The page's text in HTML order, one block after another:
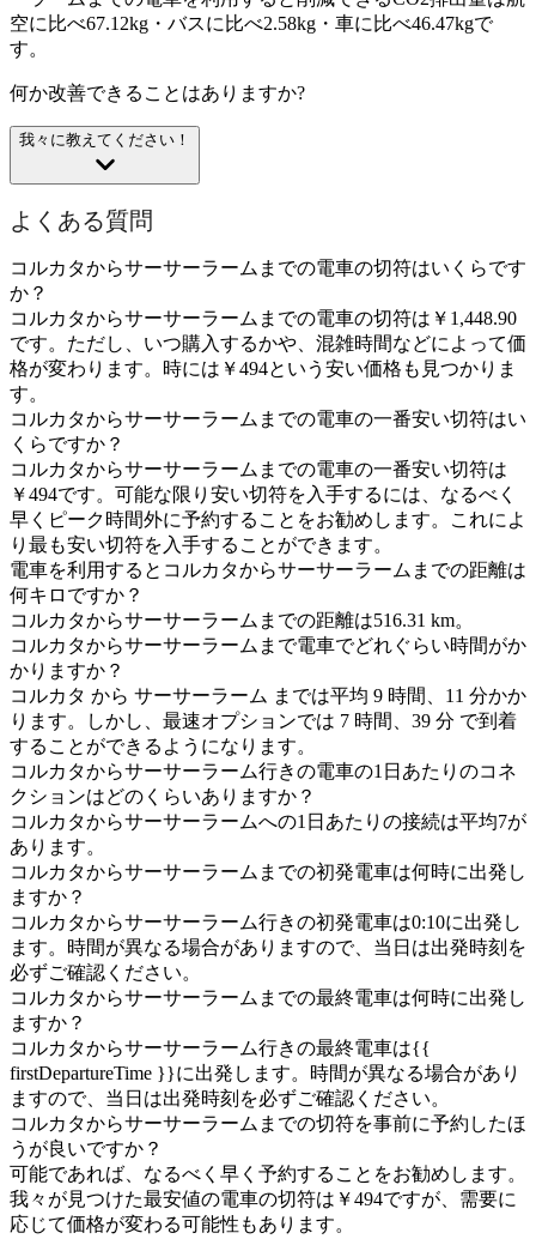
空に比べ67.12kg・バスに比べ2.58kg・車に比べ46.47kgで
す。
何か改善できることはありますか?
我々に教えてください！
よくある質問
コルカタからサーサーラームまでの電車の切符はいくらです
か？
コルカタからサーサーラームまでの電車の切符は￥1,448.90
です。ただし、いつ購入するかや、混雑時間などによって価
格が変わります。時には￥494という安い価格も見つかりま
す。
コルカタからサーサーラームまでの電車の一番安い切符はい
くらですか？
コルカタからサーサーラームまでの電車の一番安い切符は
￥494です。可能な限り安い切符を入手するには、なるべく
早くピーク時間外に予約することをお勧めします。これによ
り最も安い切符を入手することができます。
電車を利用するとコルカタからサーサーラームまでの距離は
何キロですか？
コルカタからサーサーラームまでの距離は516.31 km。
コルカタからサーサーラームまで電車でどれぐらい時間がか
かりますか？
コルカタ から サーサーラーム までは平均 9 時間、11 分かか
ります。しかし、最速オプションでは 7 時間、39 分 で到着
することができるようになります。
コルカタからサーサーラーム行きの電車の1日あたりのコネ
クションはどのくらいありますか？
コルカタからサーサーラームへの1日あたりの接続は平均7が
あります。
コルカタからサーサーラームまでの初発電車は何時に出発し
ますか？
コルカタからサーサーラーム行きの初発電車は0:10に出発し
ます。時間が異なる場合がありますので、当日は出発時刻を
必ずご確認ください。
コルカタからサーサーラームまでの最終電車は何時に出発し
ますか？
コルカタからサーサーラーム行きの最終電車は{{
firstDepartureTime }}に出発します。時間が異なる場合があり
ますので、当日は出発時刻を必ずご確認ください。
コルカタからサーサーラームまでの切符を事前に予約したほ
うが良いですか？
可能であれば、なるべく早く予約することをお勧めします。
我々が見つけた最安値の電車の切符は￥494ですが、需要に
応じて価格が変わる可能性もあります。